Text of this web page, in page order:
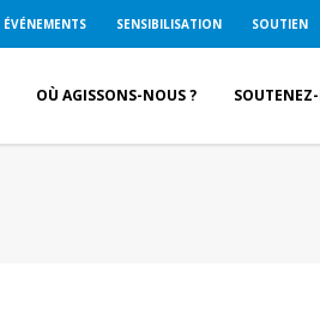
ÉVÉNEMENTS SENSIBILISATION SOUTIEN
OÙ AGISSONS-NOUS ?